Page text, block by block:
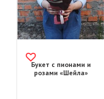
Букет с пионами и
розами «Шейла»